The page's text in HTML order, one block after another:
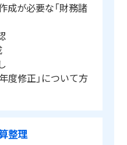
成が必要な「財務諸
年度修正」について方
整理